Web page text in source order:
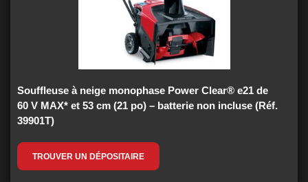
Souffleuse à neige monophase Power Clear® e21 de
60 V MAX* et 53 cm (21 po) – batterie non incluse (Réf.
39901T)
TROUVER UN DÉPOSITAIRE